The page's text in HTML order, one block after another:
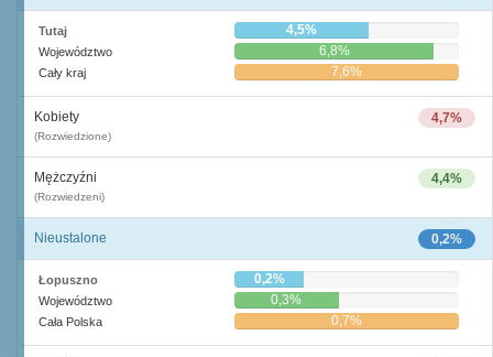
Tutaj 4,5%
Województwo 6,8%
Cały kraj 7,6%
4,7%
Kobiety
(Rozwiedzione)
4,4%
Mężczyźni
(Rozwiedzeni)
0,2%
Nieustalone
Łopuszno 0,2%
Województwo 0,3%
Cała Polska 0,7%